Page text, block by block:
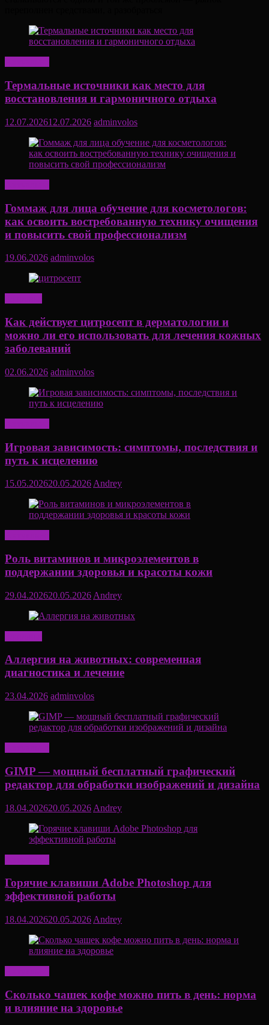
Термальные источники как место для
восстановления и гармоничного отдыха
12.07.202612.07.2026 adminvolos
Гоммаж для лица обучение для косметологов:
как освоить востребованную технику очищения
и повысить свой профессионализм
19.06.2026 adminvolos
Как действует цитросепт в дерматологии и
можно ли его использовать для лечения кожных
заболеваний
02.06.2026 adminvolos
Игровая зависимость: симптомы, последствия и
путь к исцелению
15.05.202620.05.2026 Andrey
Роль витаминов и микроэлементов в
поддержании здоровья и красоты кожи
29.04.202620.05.2026 Andrey
Аллергия на животных: современная
диагностика и лечение
23.04.2026 adminvolos
GIMP — мощный бесплатный графический
редактор для обработки изображений и дизайна
18.04.202620.05.2026 Andrey
Горячие клавиши Adobe Photoshop для
эффективной работы
18.04.202620.05.2026 Andrey
Сколько чашек кофе можно пить в день: норма
и влияние на здоровье